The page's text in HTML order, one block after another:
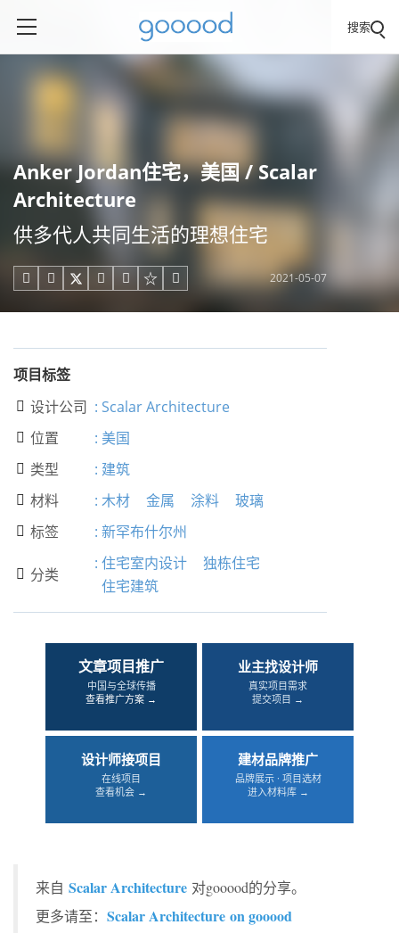
搜索
Anker Jordan住宅，美国 / Scalar
Architecture
供多代人共同生活的理想住宅
     2021-05-07
项目标签
 设计公司 : Scalar Architecture
 位置 : 美国
 类型 : 建筑
 材料 : 木材 金属 涂料 玻璃
 标签 : 新罕布什尔州
 分类
: 住宅室内设计
独栋住宅
住宅建筑
文章项目推广
中国与全球传播
查看推广方案 →
业主找设计师
真实项目需求
提交项目 →
设计师接项目
在线项目
查看机会 →
建材品牌推广
品牌展示 · 项目选材
进入材料库 →
来自 Scalar Architecture 对gooood的分享。
更多请至： Scalar Architecture on gooood